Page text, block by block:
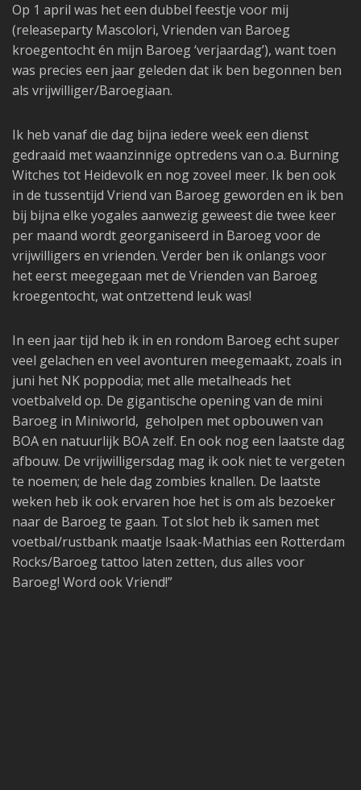
Op 1 april was het een dubbel feestje voor mij
(releaseparty Mascolori, Vrienden van Baroeg
kroegentocht én mijn Baroeg ‘verjaardag’), want toen
was precies een jaar geleden dat ik ben begonnen ben
als vrijwilliger/Baroegiaan.
Ik heb vanaf die dag bijna iedere week een dienst
gedraaid met waanzinnige optredens van o.a. Burning
Witches tot Heidevolk en nog zoveel meer. Ik ben ook
in de tussentijd Vriend van Baroeg geworden en ik ben
bij bijna elke yogales aanwezig geweest die twee keer
per maand wordt georganiseerd in Baroeg voor de
vrijwilligers en vrienden. Verder ben ik onlangs voor
het eerst meegegaan met de Vrienden van Baroeg
kroegentocht, wat ontzettend leuk was!
In een jaar tijd heb ik in en rondom Baroeg echt super
veel gelachen en veel avonturen meegemaakt, zoals in
juni het NK poppodia; met alle metalheads het
voetbalveld op. De gigantische opening van de mini
Baroeg in Miniworld, geholpen met opbouwen van
BOA en natuurlijk BOA zelf. En ook nog een laatste dag
afbouw. De vrijwilligersdag mag ik ook niet te vergeten
te noemen; de hele dag zombies knallen. De laatste
weken heb ik ook ervaren hoe het is om als bezoeker
naar de Baroeg te gaan. Tot slot heb ik samen met
voetbal/rustbank maatje Isaak-Mathias een Rotterdam
Rocks/Baroeg tattoo laten zetten, dus alles voor
Baroeg! Word ook Vriend!”